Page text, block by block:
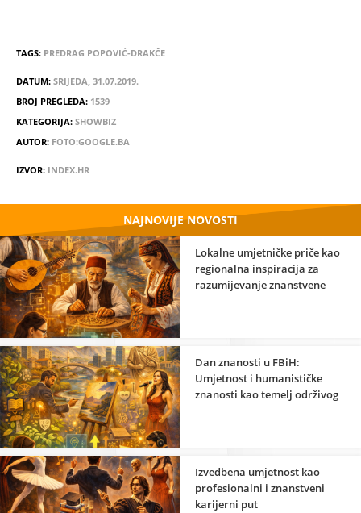
TAGS: PREDRAG POPOVIĆ-DRAKČE
DATUM: SRIJEDA, 31.07.2019.
BROJ PREGLEDA: 1539
KATEGORIJA: SHOWBIZ
AUTOR: FOTO:GOOGLE.BA
IZVOR: INDEX.HR
NAJNOVIJE NOVOSTI
Lokalne umjetničke priče kao
regionalna inspiracija za
razumijevanje znanstvene
Dan znanosti u FBiH:
Umjetnost i humanističke
znanosti kao temelj održivog
Izvedbena umjetnost kao
profesionalni i znanstveni
karijerni put